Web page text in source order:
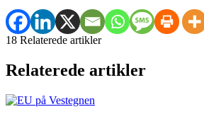
18 Relaterede artikler
Relaterede artikler